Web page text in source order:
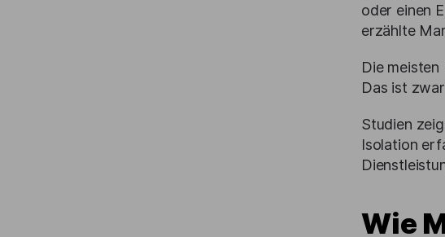
oder einen
erzählte
Die meisten
Das ist
Studien
Isolation
Wie